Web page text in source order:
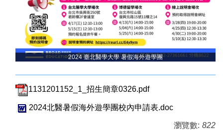
2024 臺北醫學大學 暑假海外遊學團
1131201152_1_招生簡章0326.pdf
2024北醫暑假海外遊學團校內申請表.doc
瀏覽數: 822